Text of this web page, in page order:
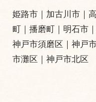
姫路市 加古川市
町
｜播磨町 明石市
神戸市須磨区
｜神戸
市灘区
｜神戸市北区